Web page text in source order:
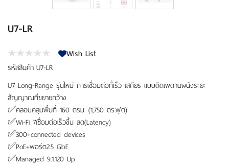
คอร์ส
อบรม
ติดต่อ
เรา
U7-LR
Wish List
รหัสสินค้า U7-LR
U7 Long-Range รุ่นใหม่ การเชื่อมต่อที่เร็ว เสถียร แบบติดเพดานผนังระยะ
สัญญาณที่ขยายกว้าง
✅คลอบคลุมพื้นที่ 160 ตรม. (1,750 ตร.ฟุต)
✅Wi-Fi 7เชื่อมต่อเร็วขึ้น ลด(Latency)
✅300+connected devices
✅PoE+พอร์ต2.5 GbE
✅Managed 9.1.120 Up